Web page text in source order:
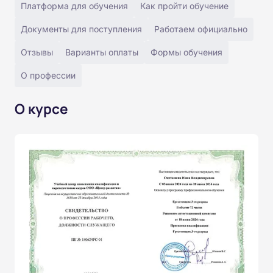
Платформа для обучения Как пройти обучение
Документы для поступления Работаем официально
Отзывы Варианты оплаты Формы обучения
О профессии
О курсе